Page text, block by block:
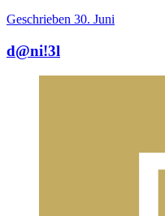
Geschrieben 30. Juni
d@ni!3l